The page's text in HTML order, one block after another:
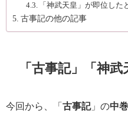
「神武天皇」が即位した
古事記の他の記事
「古事記」「神
今回から、「 古事記」の中巻